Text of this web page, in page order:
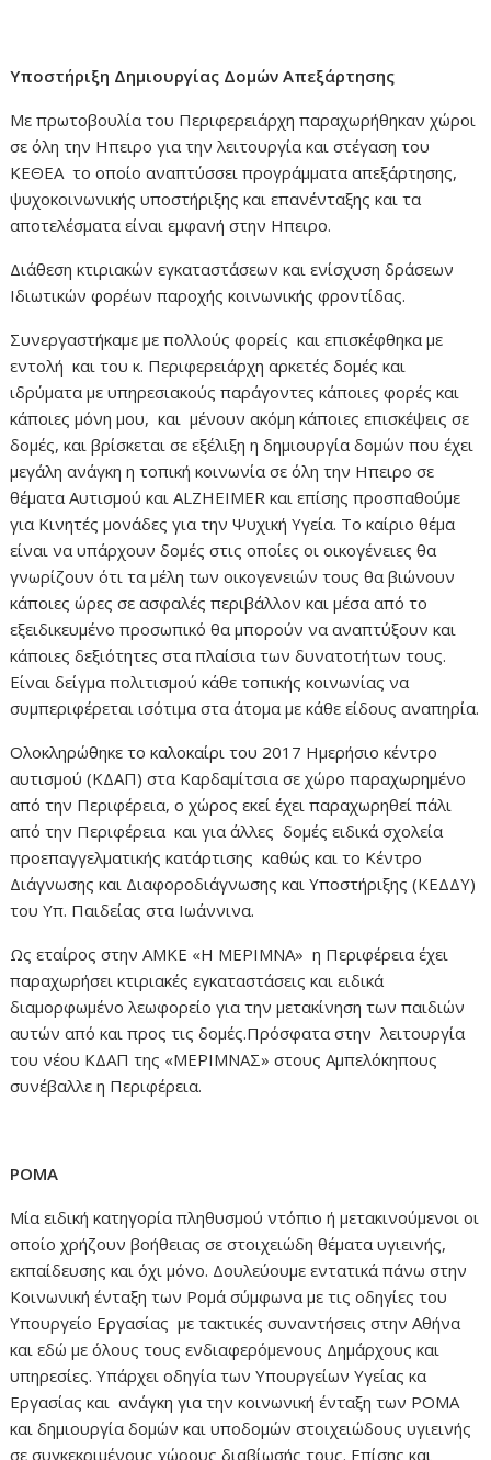
Υποστήριξη Δημιουργίας Δομών Απεξάρτησης
Με πρωτοβουλία του Περιφερειάρχη παραχωρήθηκαν χώροι
σε όλη την Ηπειρο για την λειτουργία και στέγαση του
ΚΕΘΕΑ το οποίο αναπτύσσει προγράμματα απεξάρτησης,
ψυχοκοινωνικής υποστήριξης και επανένταξης και τα
αποτελέσματα είναι εμφανή στην Ηπειρο.
Διάθεση κτιριακών εγκαταστάσεων και ενίσχυση δράσεων
Ιδιωτικών φορέων παροχής κοινωνικής φροντίδας.
Συνεργαστήκαμε με πολλούς φορείς και επισκέφθηκα με
εντολή και του κ. Περιφερειάρχη αρκετές δομές και
ιδρύματα με υπηρεσιακούς παράγοντες κάποιες φορές και
κάποιες μόνη μου, και μένουν ακόμη κάποιες επισκέψεις σε
δομές, και βρίσκεται σε εξέλιξη η δημιουργία δομών που έχει
μεγάλη ανάγκη η τοπική κοινωνία σε όλη την Ηπειρο σε
θέματα Αυτισμού και ALZHEIMER και επίσης προσπαθούμε
για Κινητές μονάδες για την Ψυχική Υγεία. Το καίριο θέμα
είναι να υπάρχουν δομές στις οποίες οι οικογένειες θα
γνωρίζουν ότι τα μέλη των οικογενειών τους θα βιώνουν
κάποιες ώρες σε ασφαλές περιβάλλον και μέσα από το
εξειδικευμένο προσωπικό θα μπορούν να αναπτύξουν και
κάποιες δεξιότητες στα πλαίσια των δυνατοτήτων τους.
Είναι δείγμα πολιτισμού κάθε τοπικής κοινωνίας να
συμπεριφέρεται ισότιμα στα άτομα με κάθε είδους αναπηρία.
Ολοκληρώθηκε το καλοκαίρι του 2017 Ημερήσιο κέντρο
αυτισμού (ΚΔΑΠ) στα Καρδαμίτσια σε χώρο παραχωρημένο
από την Περιφέρεια, ο χώρος εκεί έχει παραχωρηθεί πάλι
από την Περιφέρεια και για άλλες δομές ειδικά σχολεία
προεπαγγελματικής κατάρτισης καθώς και το Κέντρο
Διάγνωσης και Διαφοροδιάγνωσης και Υποστήριξης (ΚΕΔΔΥ)
του Υπ. Παιδείας στα Ιωάννινα.
Ως εταίρος στην ΑΜΚΕ «Η ΜΕΡΙΜΝΑ» η Περιφέρεια έχει
παραχωρήσει κτιριακές εγκαταστάσεις και ειδικά
διαμορφωμένο λεωφορείο για την μετακίνηση των παιδιών
αυτών από και προς τις δομές.Πρόσφατα στην λειτουργία
του νέου ΚΔΑΠ της «ΜΕΡΙΜΝΑΣ» στους Αμπελόκηπους
συνέβαλλε η Περιφέρεια.
ΡΟΜΑ
Μία ειδική κατηγορία πληθυσμού ντόπιο ή μετακινούμενοι οι
οποίο χρήζουν βοήθειας σε στοιχειώδη θέματα υγιεινής,
εκπαίδευσης και όχι μόνο. Δουλεύουμε εντατικά πάνω στην
Κοινωνική ένταξη των Ρομά σύμφωνα με τις οδηγίες του
Υπουργείο Εργασίας με τακτικές συναντήσεις στην Αθήνα
και εδώ με όλους τους ενδιαφερόμενους Δημάρχους και
υπηρεσίες. Υπάρχει οδηγία των Υπουργείων Υγείας κα
Εργασίας και ανάγκη για την κοινωνική ένταξη των ΡΟΜΑ
και δημιουργία δομών και υποδομών στοιχειώδους υγιεινής
σε συγκεκριμένους χώρους διαβίωσής τους. Επίσης και